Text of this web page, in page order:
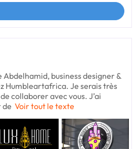
Abdelhamid, business designer &
Humbleartafrica. Je serais très
collaborer avec vous. J’ai
de Voir tout le texte